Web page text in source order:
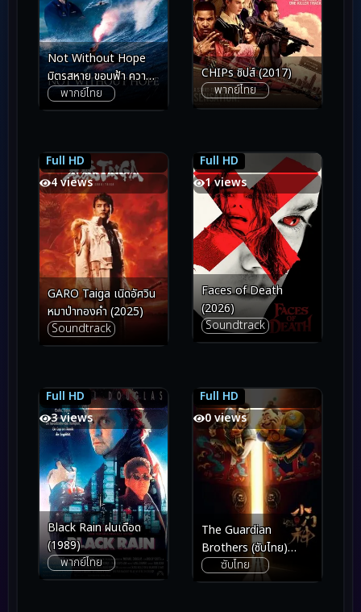
Not Without Hope
มิตรสหาย ขอบฟ้า ความ
หวัง (2025)
พากย์ไทย
CHIPs ชิปส์ (2017)
พากย์ไทย
Full HD
7.1
4 views
7.1
GARO Taiga เนิดอัศวิน
หมาป่าทองคำ (2025)
Soundtrack
Full HD
7.3
1 views
7.3
Faces of Death
(2026)
Soundtrack
Full HD
6.6
3 views
6.6
Black Rain ฝนเดือด
(1989)
พากย์ไทย
Full HD
6.0
0 views
6.0
The Guardian
Brothers (ซับไทย)
(2016)ซับไทย